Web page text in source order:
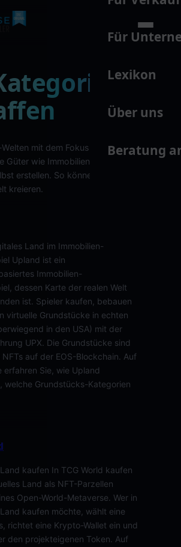
Für
Lexikon
Über uns
Beratung
mit dem Fokus „Erschaffen“
Güter wie Immobilien oder Kunstwerke
erstellen. So können Sie Ihre ganz
kreieren
Land im Immobilien-
Upland ist ein
Immobilien-
dessen Karte der realen Welt
ist. Spieler kaufen, bebauen
virtuelle Grundstücke in echten
in den USA) mit der
UPX. Die Grundstücke sind
auf der EOS-Blockchain. Auf
erfahren Sie, wie Upland
welche Grundstücks-Kategorien
kaufen In TCG World kaufen
Land als NFT-Parzellen
Open-World-Metaverse. Wer in
kaufen möchte, wählt eine
richtet eine Krypto-Wallet ein und
den projekteigenen Token. Auf